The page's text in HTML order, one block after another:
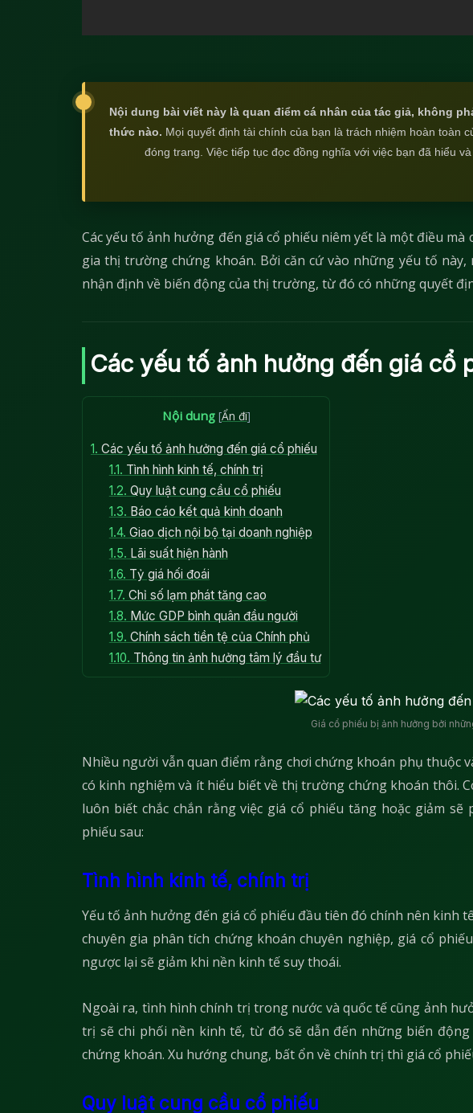
Nội dung bài viết này là quan điểm cá nhân của tác giả, không
thức nào. Mọi quyết định tài chính của bạn là trách nhiệm hoàn toàn
đóng trang. Việc tiếp tục đọc đồng nghĩa với việc bạn đã hiểu
Các yếu tố ảnh hưởng đến giá cổ phiếu niêm yết là một điều
gia thị trường chứng khoán. Bởi căn cứ vào những yếu tố
nhận định về biến động của thị trường, từ đó có những quyết
Các yếu tố ảnh hưởng đến giá cổ
Nội dung [Ẩn đi]
1. Các yếu tố ảnh hưởng đến giá cổ phiếu
1.1. Tình hình kinh tế, chính trị
1.2. Quy luật cung cầu cổ phiếu
1.3. Báo cáo kết quả kinh doanh
1.4. Giao dịch nội bộ tại doanh nghiệp
1.5. Lãi suất hiện hành
1.6. Tỷ giá hối đoái
1.7. Chỉ số lạm phát tăng cao
1.8. Mức GDP bình quân đầu người
1.9. Chính sách tiền tệ của Chính phủ
1.10. Thông tin ảnh hưởng tâm lý đầu tư
Giá cổ phiếu bị ảnh hưởng bởi
Nhiều người vẫn quan điểm rằng chơi chứng khoán phụ thuộc
có kinh nghiệm và ít hiểu biết về thị trường chứng khoán thôi.
luôn biết chắc chắn rằng việc giá cổ phiếu tăng hoặc giảm
phiếu sau:
Tình hình kinh tế, chính trị
Yếu tố ảnh hưởng đến giá cổ phiếu đầu tiên đó chính nên kinh
chuyên gia phân tích chứng khoán chuyên nghiệp, giá cổ
ngược lại sẽ giảm khi nền kinh tế suy thoái.
Ngoài ra, tình hình chính trị trong nước và quốc tế cũng ảnh
trị sẽ chi phối nền kinh tế, từ đó sẽ dẫn đến những biến
chứng khoán. Xu hướng chung, bất ổn về chính trị thì giá cổ
Quy luật cung cầu cổ phiếu